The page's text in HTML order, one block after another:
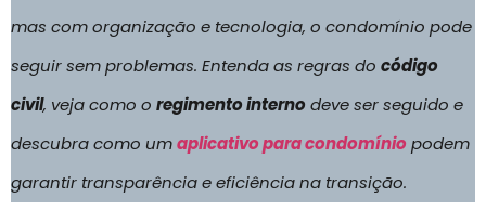
mas com organização e tecnologia, o condomínio pode
seguir sem problemas. Entenda as regras do código
civil, veja como o regimento internodeve ser seguido e
descubra como umaplicativo para condomínio podem
garantir transparência e eficiência na transição.